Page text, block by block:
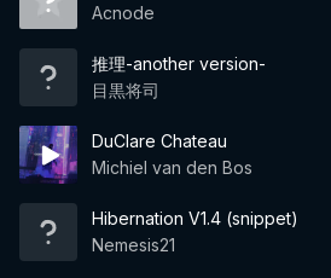
Acnode
推理-another version-
目黒将司
DuClare Chateau
Michiel van den Bos
Hibernation V1.4 (snippet)
Nemesis21